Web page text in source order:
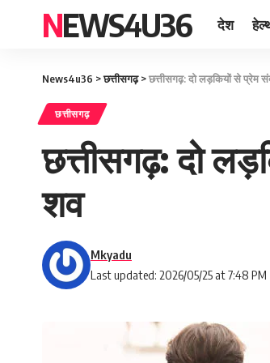
NEWS4U36 देश
News4u36 >छत्तीसगढ़>छत्तीसगढ़: दो लड़कियों से प्रेम
छत्तीसगढ़
छत्तीसगढ़: दो
शव
Last updated: 2026/05/25 at 7:48 PM
Mkyadu